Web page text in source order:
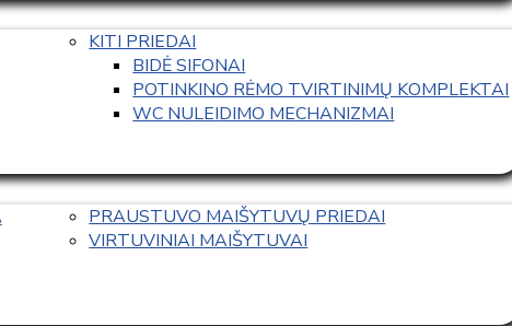
KITI PRIEDAI
BIDĖ SIFONAI
POTINKINO RĖMO TVIRTINIMŲ KOMPLEKTAI
WC NULEIDIMO MECHANIZMAI
PRAUSTUVO MAIŠYTUVŲ PRIEDAI
VIRTUVINIAI MAIŠYTUVAI